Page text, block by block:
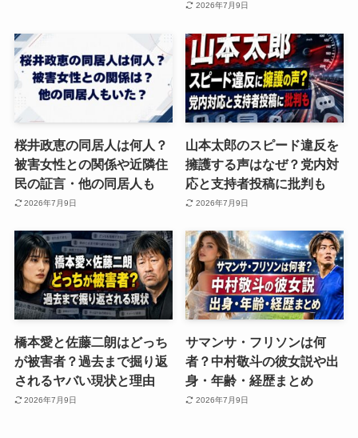
2026年7月9日
桜井政恵の同居人は何人？
被害女性との関係や近隣住
民の証言・他の同居人も
2026年7月9日
山本太郎のスピード違反を
擁護する声はなぜ？党内対
応と支持者投稿に批判も
2026年7月9日
橋本愛と佐藤二朗はどっち
が被害者？過去まで掘り返
されるヤバい現状と理由
2026年7月9日
サマンサ・フリソンは何
者？中村敬斗の彼女説や出
身・年齢・経歴まとめ
2026年7月9日